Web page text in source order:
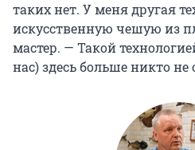
таких нет. У меня другая
искусственную чешую из
мастер. — Такой
нас) здесь больше никто не